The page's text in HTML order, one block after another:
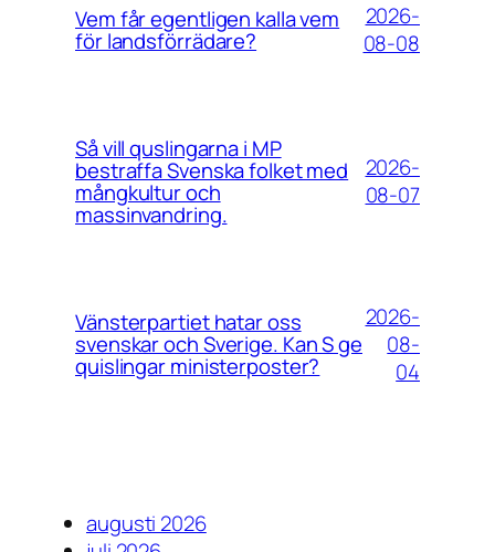
Vem får egentligen kalla vem
för landsförrädare?
2026-
08-08
Så vill quslingarna i MP
bestraffa Svenska folket med
mångkultur och
massinvandring.
2026-
08-07
Vänsterpartiet hatar oss
svenskar och Sverige. Kan S ge
quislingar ministerposter?
2026-
08-
04
augusti 2026